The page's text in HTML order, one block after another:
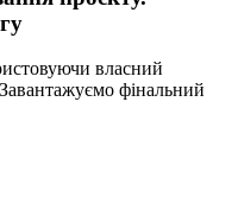
власний
фінальний